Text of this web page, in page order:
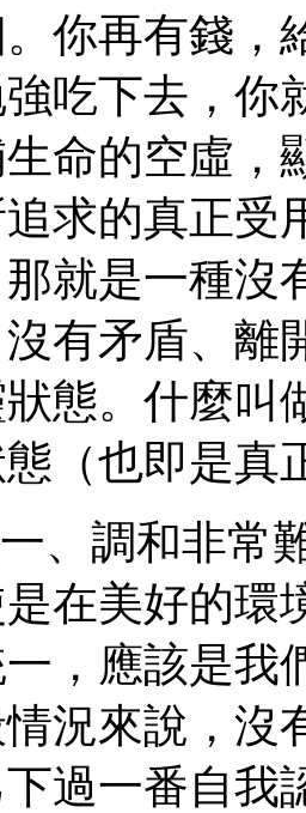
你再有錢，
吃下去，你
命的空虛，
求的真正受
就是一種沒
有矛盾、離
態。什麼叫
（也即是真
、調和非常
在美好的環
，應該是我
況來說，沒
過一番自我